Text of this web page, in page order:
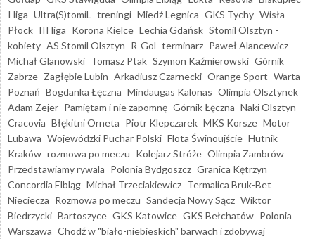
I liga Ultra(S)tomiL treningi Miedź Legnica GKS Tychy Wisła
Płock III liga Korona Kielce Lechia Gdańsk Stomil Olsztyn -
kobiety AS Stomil Olsztyn R-Gol terminarz Paweł Alancewicz
Michał Glanowski Tomasz Ptak Szymon Kaźmierowski Górnik
Zabrze Zagłębie Lubin Arkadiusz Czarnecki Orange Sport Warta
Poznań Bogdanka Łęczna Mindaugas Kalonas Olimpia Olsztynek
Adam Zejer Pamiętam i nie zapomnę Górnik Łęczna Naki Olsztyn
Cracovia Błękitni Orneta Piotr Klepczarek MKS Korsze Motor
Lubawa Wojewódzki Puchar Polski Flota Świnoujście Hutnik
Kraków rozmowa po meczu Kolejarz Stróże Olimpia Zambrów
Przedstawiamy rywala Polonia Bydgoszcz Granica Kętrzyn
Concordia Elbląg Michał Trzeciakiewicz Termalica Bruk-Bet
Nieciecza Rozmowa po meczu Sandecja Nowy Sącz Wiktor
Biedrzycki Bartoszyce GKS Katowice GKS Bełchatów Polonia
Warszawa Chodź w "biało-niebieskich" barwach i zdobywaj